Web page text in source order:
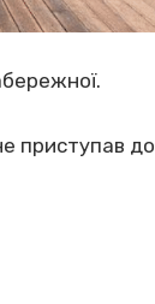
приступав до